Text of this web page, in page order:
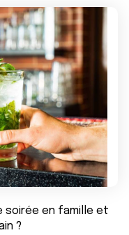
soirée en famille et
?